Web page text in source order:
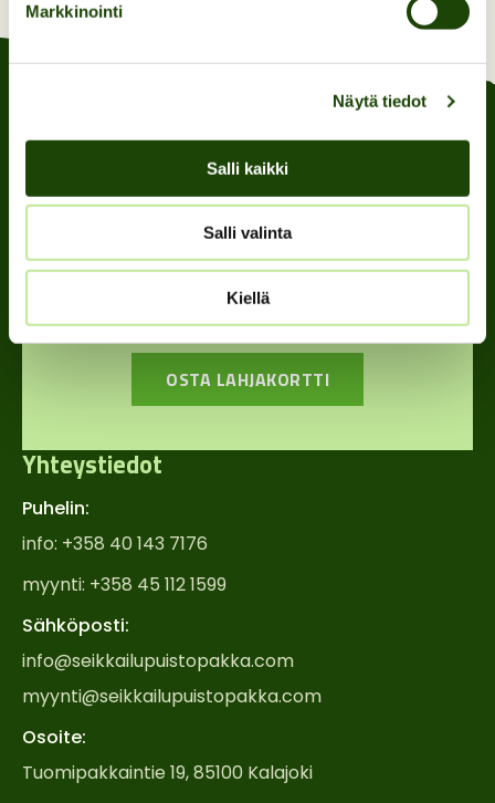
Markkinointi
Näytä tiedot
Salli kaikki
Salli valinta
Kiellä
Anna lahjaksi
elämys!
OSTA LAHJAKORTTI
Yhteystiedot
Puhelin:
info: +358 40 143 7176
myynti: +358 45 112 1599
Sähköposti:
info@seikkailupuistopakka.com
myynti@seikkailupuistopakka.com
Osoite:
Tuomipakkaintie 19, 85100 Kalajoki